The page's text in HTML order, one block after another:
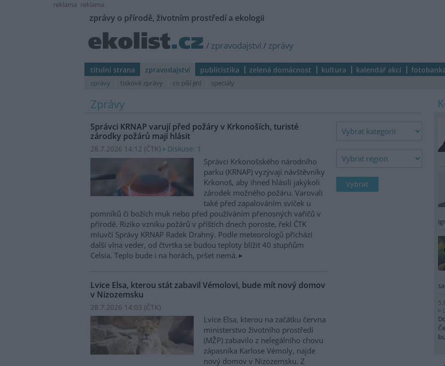
reklama reklama
zprávy o přírodě, životním prostředí a ekologii
/ zpravodajství/ zprávy
titulní strana zpravodajství publicistika zelená domácnost kultura kalendář akcí
zprávy tiskové zprávy co píší jiní speciály
Zprávy
Správci KRNAP varují před požáry v Krkonoších, turisté
zárodky požárů mají hlásit
28.7.2026 14:12 (ČTK) Diskuse: 1
Správci Krkonošského národního
parku (KRNAP) vyzývají návštěvníky
Krkonoš, aby ihned hlásili jakýkoli
zárodek možného požáru. Varovali
také před zapalováním svíček u
pomníků či božích muk nebo před používáním přenosných vařičů v
přírodě. Riziko vzniku požárů v příštích dnech poroste, řekl ČTK
mluvčí Správy KRNAP Radek Drahný. Podle meteorologů přichází
další vlna veder, od čtvrtka se budou teploty blížit 40 stupňům
Celsia. Teplo bude i na horách, pršet nemá.
Lvice Elsa, kterou stát zabavil Vémolovi, bude mít nový domov
v Nizozemsku
28.7.2026 14:03 (ČTK)
Lvice Elsa, kterou na začátku června
ministerstvo životního prostředí
(MŽP) zabavilo z nelegálního chovu
zápasníka Karlose Vémoly, najde
nový domov v Nizozemsku. Z